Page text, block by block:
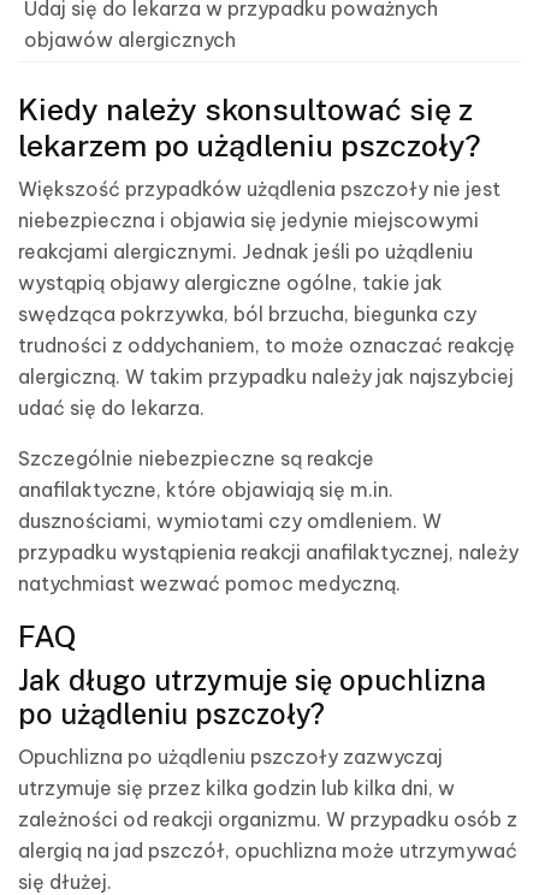
Udaj się do lekarza w przypadku poważnych
objawów alergicznych
Kiedy należy skonsultować się z
lekarzem po użądleniu pszczoły?
Większość przypadków użądlenia pszczoły nie jest
niebezpieczna i objawia się jedynie miejscowymi
reakcjami alergicznymi. Jednak jeśli po użądleniu
wystąpią objawy alergiczne ogólne, takie jak
swędząca pokrzywka, ból brzucha, biegunka czy
trudności z oddychaniem, to może oznaczać reakcję
alergiczną. W takim przypadku należy jak najszybciej
udać się do lekarza.
Szczególnie niebezpieczne są reakcje
anafilaktyczne, które objawiają się m.in.
dusznościami, wymiotami czy omdleniem. W
przypadku wystąpienia reakcji anafilaktycznej, należy
natychmiast wezwać pomoc medyczną.
FAQ
Jak długo utrzymuje się opuchlizna
po użądleniu pszczoły?
Opuchlizna po użądleniu pszczoły zazwyczaj
utrzymuje się przez kilka godzin lub kilka dni, w
zależności od reakcji organizmu. W przypadku osób z
alergią na jad pszczół, opuchlizna może utrzymywać
się dłużej.